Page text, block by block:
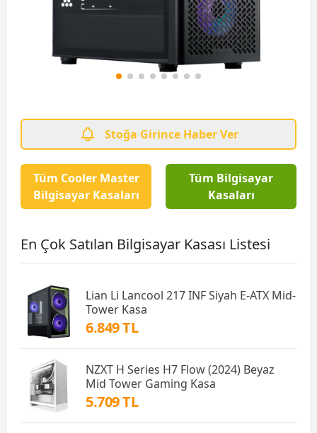
Stoğa Girince Haber Ver
Tüm Cooler Master
Bilgisayar Kasaları
Tüm Bilgisayar
Kasaları
En Çok Satılan Bilgisayar Kasası Listesi
Lian Li Lancool 217 INF Siyah E-ATX Mid-
Tower Kasa
6.849 TL
NZXT H Series H7 Flow (2024) Beyaz
Mid Tower Gaming Kasa
5.709 TL